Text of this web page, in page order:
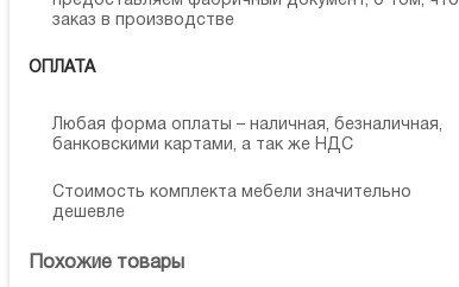
заказ в производстве
ОПЛАТА
Любая форма оплаты – наличная, безналичная,
банковскими картами, а так же НДС
Стоимость комплекта мебели значительно
дешевле
Похожие товары